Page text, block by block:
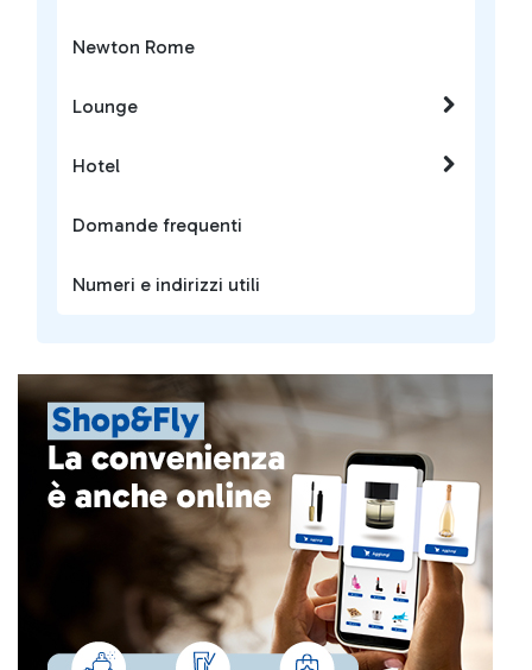
Newton Rome
Lounge
Hotel
Domande frequenti
Numeri e indirizzi utili